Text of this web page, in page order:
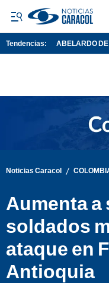
Tendencias: ABELARDO
Noticias Caracol /
Aumenta a
soldados
ataque en
Antioquia